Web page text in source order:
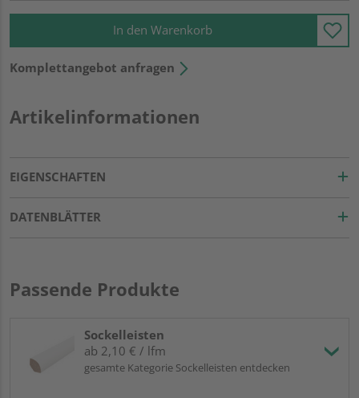
In den Warenkorb
Komplettangebot anfragen
Artikelinformationen
EIGENSCHAFTEN
DATENBLÄTTER
Passende Produkte
Sockelleisten
ab 2,10 € / lfm
gesamte Kategorie Sockelleisten entdecken